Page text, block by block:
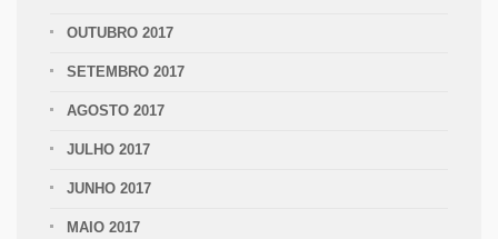
OUTUBRO 2017
SETEMBRO 2017
AGOSTO 2017
JULHO 2017
JUNHO 2017
MAIO 2017